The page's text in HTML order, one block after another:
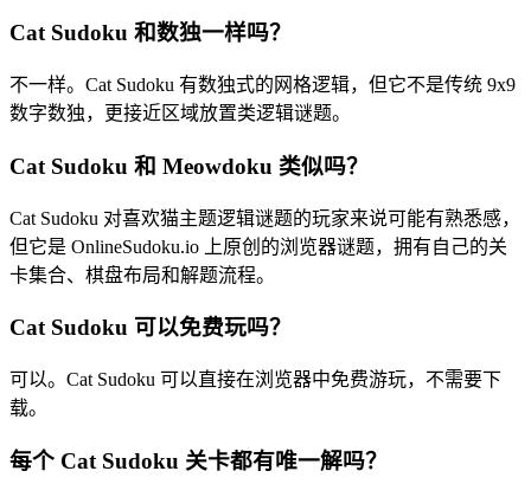
Cat Sudoku 和数独一样吗？
不一样。Cat Sudoku 有数独式的网格逻辑，但它不是传统 9x9
数字数独，更接近区域放置类逻辑谜题。
Cat Sudoku 和 Meowdoku 类似吗？
Cat Sudoku 对喜欢猫主题逻辑谜题的玩家来说可能有熟悉感，
但它是 OnlineSudoku.io 上原创的浏览器谜题，拥有自己的关
卡集合、棋盘布局和解题流程。
Cat Sudoku 可以免费玩吗？
可以。Cat Sudoku 可以直接在浏览器中免费游玩，不需要下
载。
每个 Cat Sudoku 关卡都有唯一解吗？